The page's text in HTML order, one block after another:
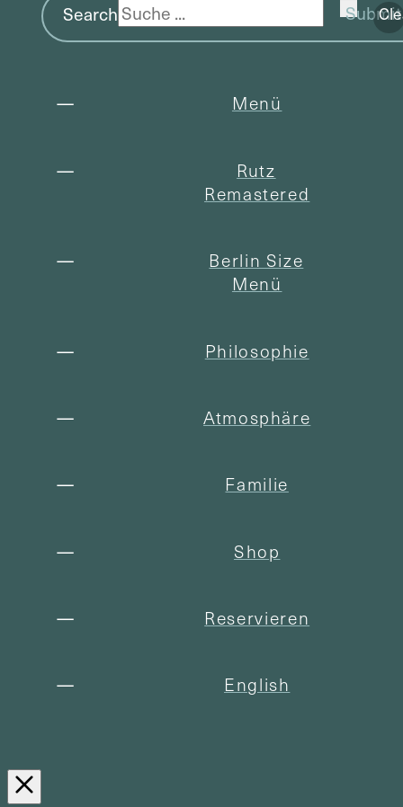
Search Submit
Menü
Rutz
Remastered
Berlin Size
Menü
Philosophie
Atmosphäre
Familie
Shop
Reservieren
English